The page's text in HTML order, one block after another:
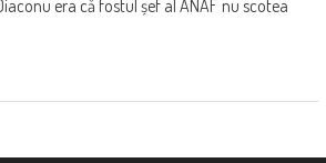
era că fostul șef al ANAF nu scotea